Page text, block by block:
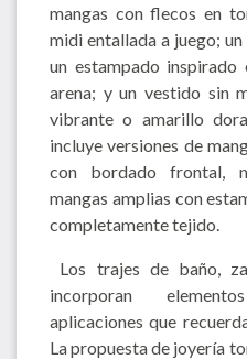
mangas con flecos en
midi entallada a juego;
un estampado
arena; y un vestido sin
vibrante o amarillo
incluye versiones de
con bordado frontal,
mangas amplias con
completamente tejido.
Los trajes de baño,
incorporan
aplicaciones que
La propuesta de joyería